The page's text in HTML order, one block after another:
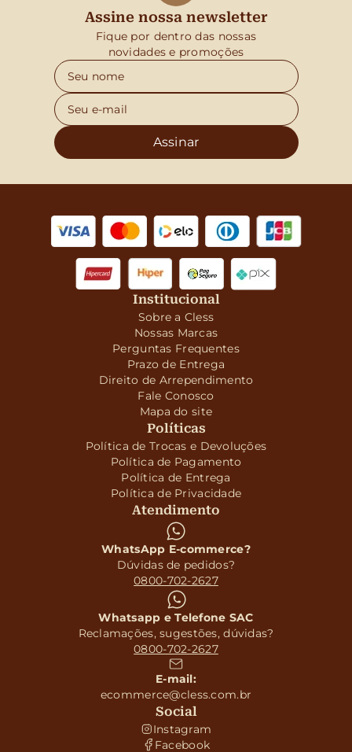
Assine nossa newsletter
Fique por dentro das nossas
novidades e promoções
Assinar
Institucional
Sobre a Cless
Nossas Marcas
Perguntas Frequentes
Prazo de Entrega
Direito de Arrependimento
Fale Conosco
Mapa do site
Políticas
Política de Trocas e Devoluções
Política de Pagamento
Política de Entrega
Política de Privacidade
Atendimento
WhatsApp E-commerce?
Dúvidas de pedidos?
0800-702-2627
Whatsapp e Telefone SAC
Reclamações, sugestões, dúvidas?
0800-702-2627
E-mail:
ecommerce@cless.com.br
Social
Instagram
Facebook